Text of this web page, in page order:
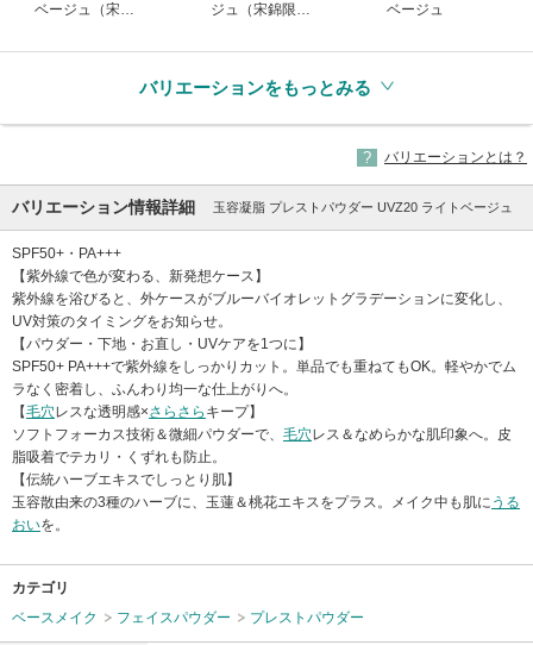
ベージュ（宋錦
ジュ（宋錦限
ベージュ
バリエーションをもっとみる
バリエーションとは？
バリエーション情報詳細 玉容凝脂 プレストパウダー UVZ20 ライトベージュ
SPF50+・PA+++
【紫外線で色が変わる、新発想ケース】
紫外線を浴びると、外ケースがブルーバイオレットグラデーションに変化し、
UV対策のタイミングをお知らせ。
【パウダー・下地・お直し・UVケアを1つに】
SPF50+ PA+++で紫外線をしっかりカット。単品でも重ねてもOK。軽やかでム
ラなく密着し、ふんわり均一な仕上がりへ。
【毛穴レスな透明感×さらさら キープ】
ソフトフォーカス技術＆微細パウダーで、 毛穴レス＆なめらかな肌印象へ。皮
脂吸着でテカリ・くずれも防止。
【伝統ハーブエキスでしっとり肌】
玉容散由来の3種のハーブに、玉蓮＆桃花エキスをプラス。メイク中も肌に うる
おいを。
カテゴリ
ベースメイク
フェイスパウダー プレストパウダー